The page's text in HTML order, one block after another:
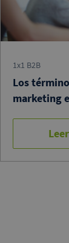
1x1 B2B
Los
marketing